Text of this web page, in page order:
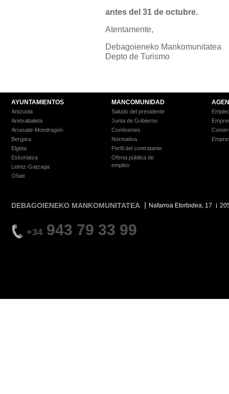
antes del 31 de octubre.
Atentamente,
Debagoieneko Mankomunitatea
Depto de Turismo
AYUNTAMIENTOS
Antzuola
Aretxabaleta
Arrasate-Mondragón
Bergara
Elgeta
Eskoriatza
Leintz-Gatzaga
Oñati
MANCOMUNIDAD
Saludo del presidente
Junta de Gobierno
Comisiones
Normativa
Perfil del contratante
Oferta pública de
empleo
DEBAGOIENEKO MANKOMUNITATEA Nafarroa Etorbidea, 17
+34 943 79 33 99